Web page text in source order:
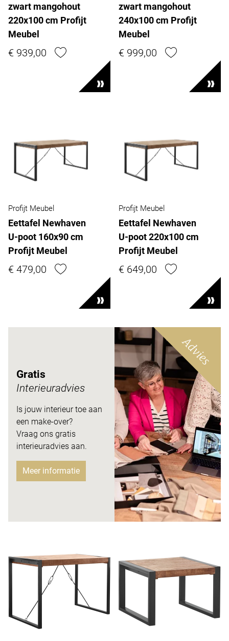
zwart mangohout
220x100 cm Profijt
Meubel
€ 939,00
zwart mangohout
240x100 cm Profijt
Meubel
€ 999,00
Profijt Meubel
Eettafel Newhaven
U-poot 160x90 cm
Profijt Meubel
€ 479,00
Profijt Meubel
Eettafel Newhaven
U-poot 220x100 cm
Profijt Meubel
€ 649,00
Gratis
Interieuradvies
Is jouw interieur toe aan
een make-over?
Vraag ons gratis
interieuradvies aan.
Meer informatie
Advies